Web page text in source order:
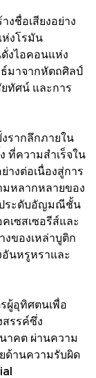
งชื่อเสียงอย่าง
งโรมัน
งไอคอนแห่ง
มาจากหัตถศิลป์
ทัศน์ และการ
รากลึกภายใน
ที่ความสำเร็จใน
งต่อเนื่องสู่การ
มหลากหลายของ
ประดับอัญมณีชั้น
เซสเซอรีส์และ
ของเหล่าบูติก
นหรูหราและ
ผู้อุทิศตนเพื่อ
สรรค์ซึ่ง
าคต ผ่านความ
ด้านความรับผิด